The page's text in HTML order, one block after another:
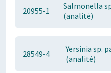
20955-1
Salmonella
(analitė)
28549-4
Yersinia sp.
(analitė)